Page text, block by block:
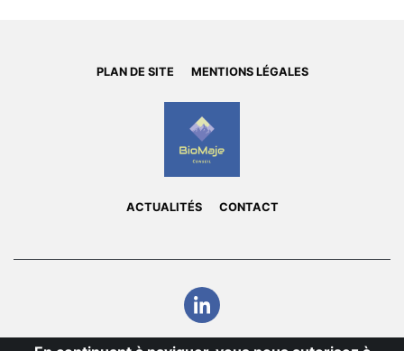
PLAN DE SITE MENTIONS LÉGALES
ACTUALITÉS CONTACT